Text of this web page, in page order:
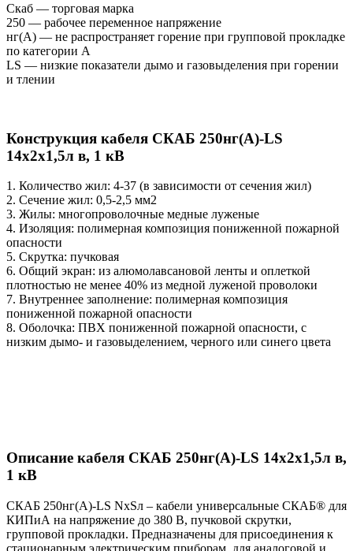
Скаб — торговая марка
250 — рабочее переменное напряжение
нг(A) — не распространяет горение при групповой прокладке
по категории А
LS — низкие показатели дымо и газовыделения при горении
и тлении
Конструкция кабеля СКАБ 250нг(А)-LS
14x2x1,5л в, 1 кВ
1. Количество жил: 4-37 (в зависимости от сечения жил)
2. Сечение жил: 0,5-2,5 мм2
3. Жилы: многопроволочные медные луженые
4. Изоляция: полимерная композиция пониженной пожарной
опасности
5. Скрутка: пучковая
6. Общий экран: из алюмолавсановой ленты и оплеткой
плотностью не менее 40% из медной луженой проволоки
7. Внутреннее заполнение: полимерная композиция
пониженной пожарной опасности
8. Оболочка: ПВХ пониженной пожарной опасности, с
низким дымо- и газовыделением, черного или синего цвета
Описание кабеля СКАБ 250нг(А)-LS 14x2x1,5л в,
1 кВ
СКАБ 250нг(А)-LS NxSл – кабели универсальные СКАБ® для
КИПиА на напряжение до 380 В, пучковой скрутки,
групповой прокладки. Предназначены для присоединения к
стационарным электрическим приборам, для аналоговой и